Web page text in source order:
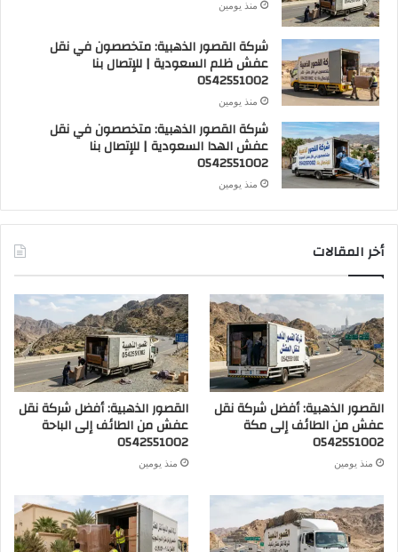
منذ يومين
شركة القصور الذهبية: متخصصون في نقل
عفش ظلم السعودية | للإتصال بنا
0542551002
منذ يومين
شركة القصور الذهبية: متخصصون في نقل
عفش الهدا السعودية | للإتصال بنا
0542551002
منذ يومين
أخر المقالات
القصور الذهبية: أفضل شركة نقل
عفش من الطائف إلى مكة
0542551002
منذ يومين
القصور الذهبية: أفضل شركة نقل
عفش من الطائف إلى الباحة
0542551002
منذ يومين